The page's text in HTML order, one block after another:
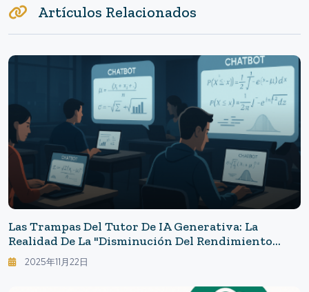
Artículos Relacionados
Las Trampas Del Tutor De IA Generativa: La
Realidad De La "disminución Del Rendimiento
Académico" Que Indica Una Tasa De Detección De
Errores Del 15%
2025年11月22日